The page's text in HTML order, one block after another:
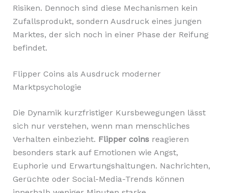
Risiken. Dennoch sind diese Mechanismen kein
Zufallsprodukt, sondern Ausdruck eines jungen
Marktes, der sich noch in einer Phase der Reifung
befindet.
Flipper Coins als Ausdruck moderner
Marktpsychologie
Die Dynamik kurzfristiger Kursbewegungen lässt
sich nur verstehen, wenn man menschliches
Verhalten einbezieht. Flipper coinsreagieren
besonders stark auf Emotionen wie Angst,
Euphorie und Erwartungshaltungen. Nachrichten,
Gerüchte oder Social-Media-Trends können